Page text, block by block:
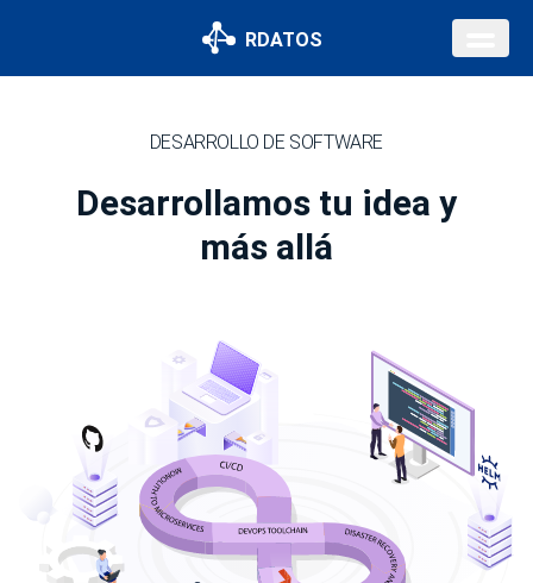
RDATOS
DESARROLLO DE SOFTWARE
Desarrollamos tu idea y
más allá